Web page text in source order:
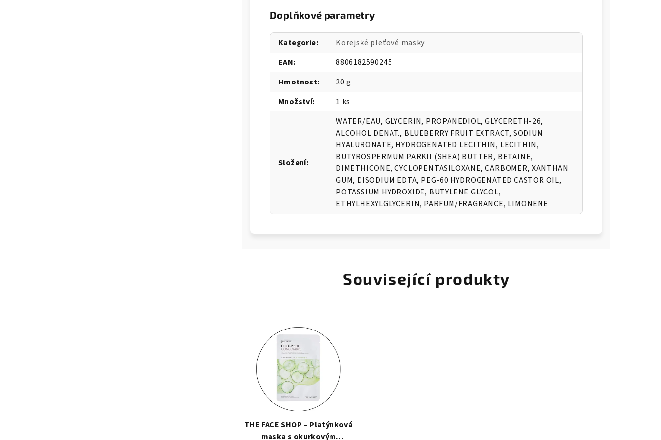
Doplňkové parametry
Kategorie:
Korejské pleťové masky
EAN:
8806182590245
Hmotnost:
20 g
Množství: 1 ks
Složení:
WATER/EAU, GLYCERIN, PROPANEDIOL, GLYCERETH-26,
ALCOHOL DENAT., BLUEBERRY FRUIT EXTRACT, SODIUM
HYALURONATE, HYDROGENATED LECITHIN, LECITHIN,
BUTYROSPERMUM PARKII (SHEA) BUTTER, BETAINE,
DIMETHICONE, CYCLOPENTASILOXANE, CARBOMER, XANTHAN
GUM, DISODIUM EDTA, PEG-60 HYDROGENATED CASTOR OIL,
POTASSIUM HYDROXIDE, BUTYLENE GLYCOL,
ETHYLHEXYLGLYCERIN, PARFUM/FRAGRANCE, LIMONENE
Související produkty
THE FACE SHOP – Platýnková
maska s okurkovým